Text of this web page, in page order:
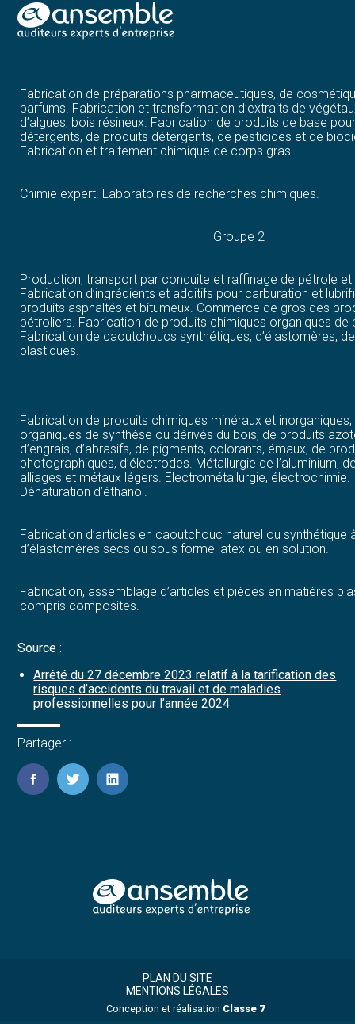
Aller
au
Fabrication de peintures, vernis, colles, encres, mastics.
gélatines et de leurs dérivés. Fabrication de produits
Fabrication d’explosifs, d’articles de pyrotechnie, de
Fabrication de préparations pharmaceutiques, de
parfums. Fabrication et transformation d’extraits de
d’algues, bois résineux. Fabrication de produits de base
détergents, de produits détergents, de pesticides et de
Fabrication et traitement chimique de corps gras.
Chimie expert. Laboratoires de recherches chimiques.
Groupe 2
Production, transport par conduite et raffinage de pétrole et
Fabrication d’ingrédients et additifs pour carburation et
produits asphaltés et bitumeux. Commerce de gros des
pétroliers. Fabrication de produits chimiques organiques de
Fabrication de caoutchoucs synthétiques, d’élastomères,
plastiques.
Fabrication de produits chimiques minéraux et inorganiques,
organiques de synthèse ou dérivés du bois, de produits
d’engrais, d’abrasifs, de pigments, colorants, émaux, de
photographiques, d’électrodes. Métallurgie de l’aluminium,
alliages et métaux légers. Electrométallurgie, électrochimie.
Dénaturation d’éthanol.
Fabrication d’articles en caoutchouc naturel ou synthétique
d’élastomères secs ou sous forme latex ou en solution.
Fabrication, assemblage d’articles et pièces en matières
compris composites.
Source :
Arrêté du 27 décembre 2023 relatif à la tarification des
risques d’accidents du travail et de maladies
professionnelles pour l’année 2024
Partager :
FaceBook
TwitterLinkedIn
Principale
PLAN DU SITE
MENTIONS LÉGALES
Conception et réalisation Classe 7